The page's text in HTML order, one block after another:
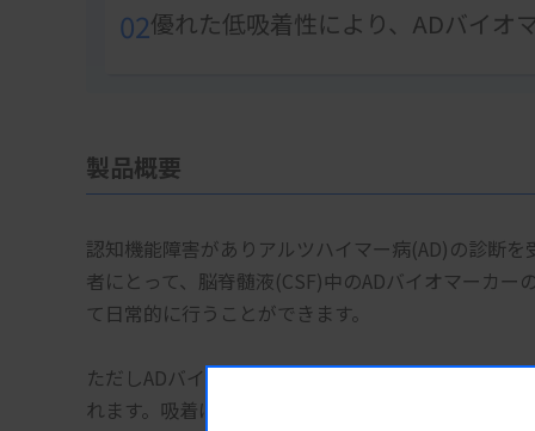
02優れた低吸着性により、ADバイオ
製品概要
認知機能障害がありアルツハイマー病(AD)の診断
者にとって、脳脊髄液(CSF)中のADバイオマーカ
て日常的に行うことができます。
ただしADバイオマーカーには物質の表面に吸着す
れます。吸着はすばやく起こり、たった5分後でさ